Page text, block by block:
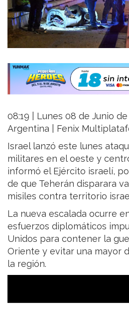
08:19 | Lunes 08 de Junio de
Argentina | Fenix
Israel lanzó este lunes
militares en el oeste y
informó el Ejército israelí,
de que Teherán disparara
misiles contra territorio
La nueva escalada ocurre
esfuerzos diplomáticos
Unidos para contener la
Oriente y evitar una mayor
la región.